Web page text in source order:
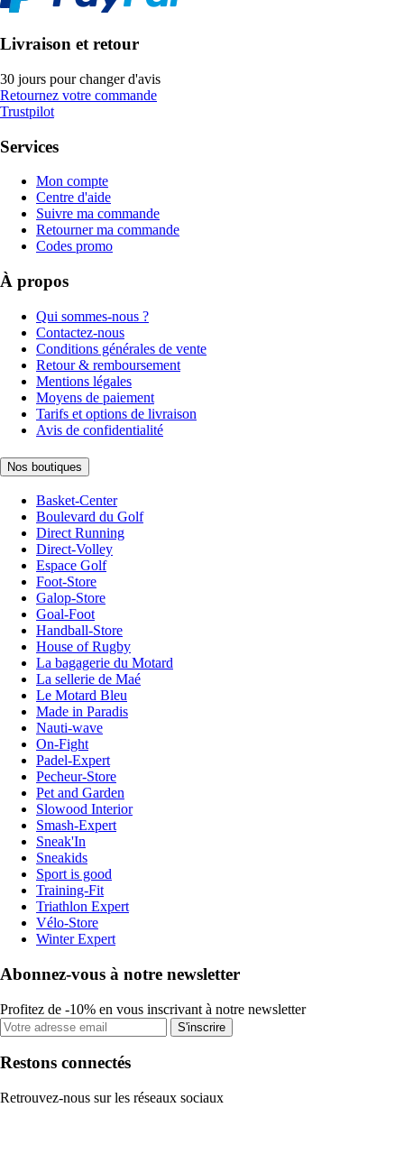
Livraison et retour
30 jours pour changer d'avis
Retournez votre commande
Trustpilot
Services
Mon compte
Centre d'aide
Suivre ma commande
Retourner ma commande
Codes promo
À propos
Qui sommes-nous ?
Contactez-nous
Conditions générales de vente
Retour & remboursement
Mentions légales
Moyens de paiement
Tarifs et options de livraison
Avis de confidentialité
Nos boutiques
Basket-Center
Boulevard du Golf
Direct Running
Direct-Volley
Espace Golf
Foot-Store
Galop-Store
Goal-Foot
Handball-Store
House of Rugby
La bagagerie du Motard
La sellerie de Maé
Le Motard Bleu
Made in Paradis
Nauti-wave
On-Fight
Padel-Expert
Pecheur-Store
Pet and Garden
Slowood Interior
Smash-Expert
Sneak'In
Sneakids
Sport is good
Training-Fit
Triathlon Expert
Vélo-Store
Winter Expert
Abonnez-vous à notre newsletter
Profitez de -10% en vous inscrivant à notre newsletter
S'inscrire
Restons connectés
Retrouvez-nous sur les réseaux sociaux